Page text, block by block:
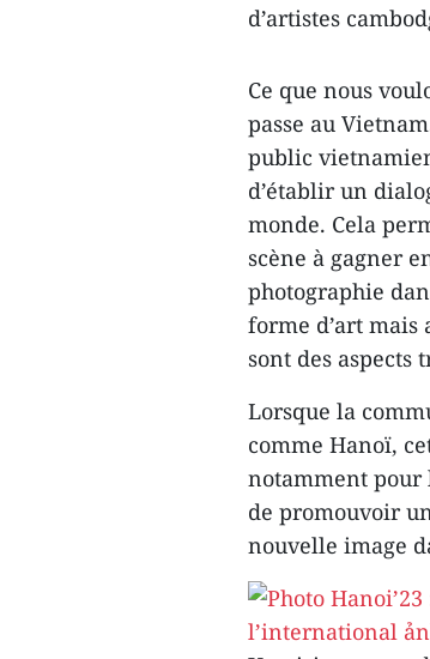
d’artistes
Ce que nous
passe au
public
d’établir un
monde. Cela
scène à gagner
photographie
forme d’art mais
sont des aspects
Lorsque la
comme Hanoï,
notamment pour
de promouvoir
nouvelle image